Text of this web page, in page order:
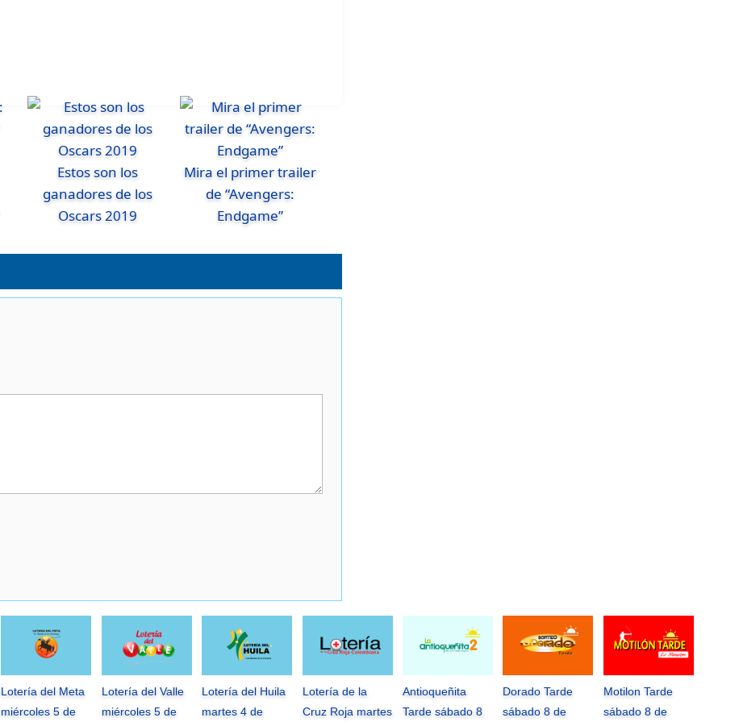
Estos son los
ganadores de los
Oscars 2019
Mira el primer trailer
de “Avengers:
Endgame”
Lotería del Meta
miércoles 5 de
Lotería del Valle
miércoles 5 de
Lotería del Huila
martes 4 de
Lotería de la
Cruz Roja martes
Antioqueñita
Tarde sábado 8
Dorado Tarde
sábado 8 de
Motilon Tarde
sábado 8 de